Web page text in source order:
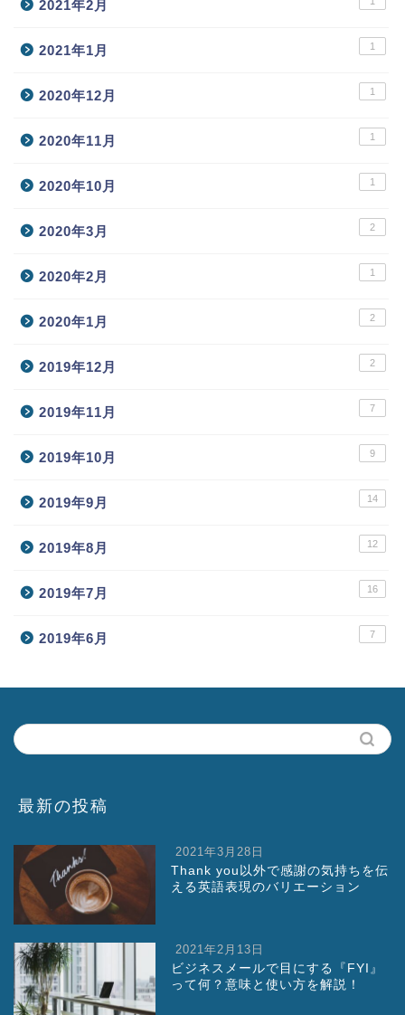
2021年2月
2021年1月 1
2020年12月 1
2020年11月 1
2020年10月 1
2020年3月 2
2020年2月 1
2020年1月 2
2019年12月 2
2019年11月 7
2019年10月 9
2019年9月 14
2019年8月 12
2019年7月 16
2019年6月 7
最新の投稿
2021年3月28日
Thank you以外で感謝の気持ちを伝
える英語表現のバリエーション
2021年2月13日
ビジネスメールで目にする『FYI』
って何？意味と使い方を解説！